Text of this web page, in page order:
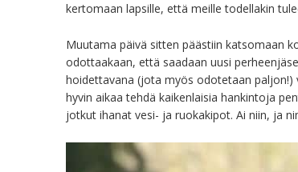
kertomaan lapsille, että meille todellakin
Muutama päivä sitten päästiin katsomaan
odottaakaan, että saadaan uusi
hoidettavana (jota myös odotetaan paljon!)
hyvin aikaa tehdä kaikenlaisia hankintoja
jotkut ihanat vesi- ja ruokakipot. Ai niin, ja